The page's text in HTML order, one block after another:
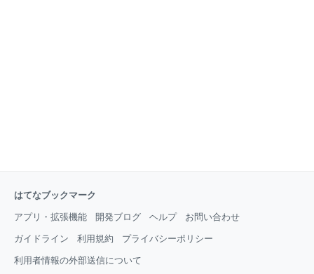
はてなブックマーク
アプリ・拡張機能 開発ブログ ヘルプ お問い合わせ
ガイドライン 利用規約 プライバシーポリシー
利用者情報の外部送信について